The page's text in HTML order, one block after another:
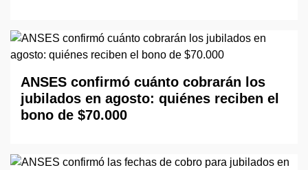
ANSES confirmó cuánto cobrarán los
jubilados en agosto: quiénes reciben el
bono de $70.000